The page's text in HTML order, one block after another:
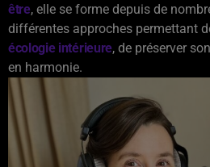
être, elle se forme depuis de
différentes approches permettant
écologie intérieure, de préserver
en harmonie.